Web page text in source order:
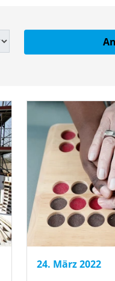
24. März 2022